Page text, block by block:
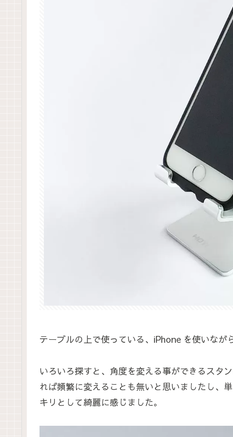
テーブルの上で使っている、iPhone を使いなが
いろいろ探すと、角度を変える事ができるスタ
れば頻繁に変えることも無いと思いましたし、
キリとして綺麗に感じました。